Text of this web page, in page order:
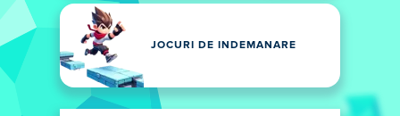
JOCURI DE INDEMANARE